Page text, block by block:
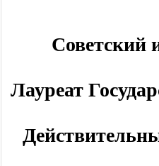
Советский
Лауреат